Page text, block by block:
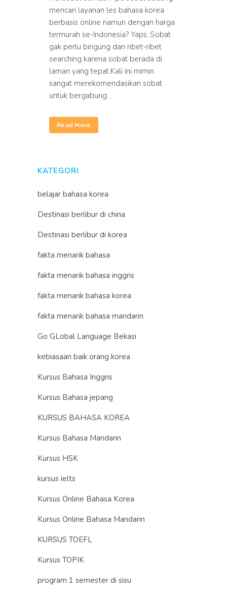
mencari layanan les bahasa korea
berbasis online namun dengan harga
termurah se-Indonesia? Yaps..Sobat
gak perlu bingung dan ribet-ribet
searching karena sobat berada di
laman yang tepat.Kali ini mimin
sangat merekomendasikan sobat
untuk bergabung...
Read More
KATEGORI
belajar bahasa korea
Destinasi berlibur di china
Destinasi berlibur di korea
fakta menarik bahasa
fakta menarik bahasa inggris
fakta menarik bahasa korea
fakta menarik bahasa mandarin
Go GLobal Language Bekasi
kebiasaan baik orang korea
Kursus Bahasa Inggris
Kursus Bahasa jepang
KURSUS BAHASA KOREA
Kursus Bahasa Mandarin
Kursus HSK
kursus ielts
Kursus Online Bahasa Korea
Kursus Online Bahasa Mandarin
KURSUS TOEFL
Kursus TOPIK
program 1 semester di sisu